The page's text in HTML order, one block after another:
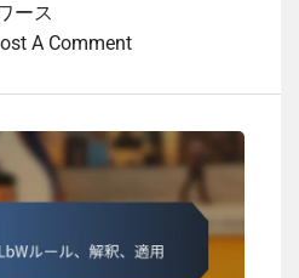
ース
A Comment